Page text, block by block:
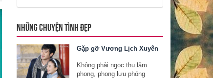
NHỮNG CHUYỆN TÌNH ĐẸP
Gặp gỡ Vương Lịch Xuyên
Không phải ngọc thụ lâm
phong, phong lưu phóng